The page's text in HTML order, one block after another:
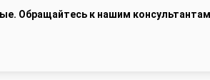
Обращайтесь к нашим